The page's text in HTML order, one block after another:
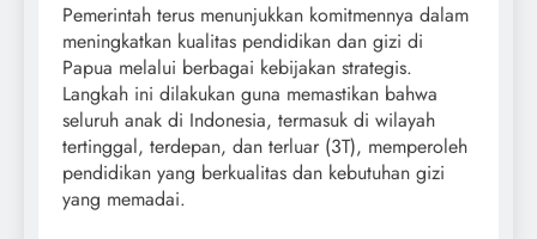
Pemerintah terus menunjukkan komitmennya dalam
meningkatkan kualitas pendidikan dan gizi di
Papua melalui berbagai kebijakan strategis.
Langkah ini dilakukan guna memastikan bahwa
seluruh anak di Indonesia, termasuk di wilayah
tertinggal, terdepan, dan terluar (3T), memperoleh
pendidikan yang berkualitas dan kebutuhan gizi
yang memadai.